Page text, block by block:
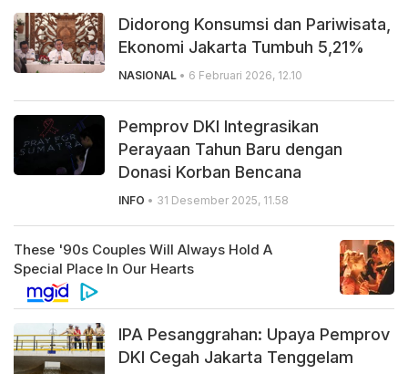
Didorong Konsumsi dan Pariwisata,
Ekonomi Jakarta Tumbuh 5,21%
NASIONAL • 6 Februari 2026, 12.10
Pemprov DKI Integrasikan
Perayaan Tahun Baru dengan
Donasi Korban Bencana
INFO • 31 Desember 2025, 11.58
IPA Pesanggrahan: Upaya Pemprov
DKI Cegah Jakarta Tenggelam